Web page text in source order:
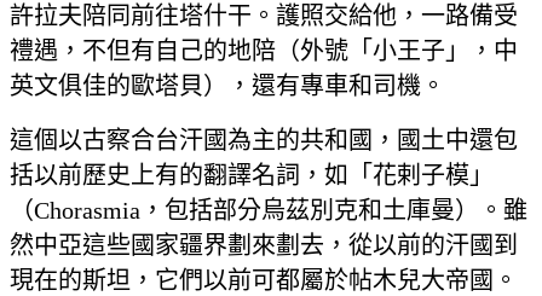
許拉夫陪同前往塔什干。護照交給他，一路備受
禮遇，不但有自己的地陪（外號「小王子」，中
英文俱佳的歐塔貝），還有專車和司機。
這個以古察合台汗國為主的共和國，國土中還包
括以前歷史上有的翻譯名詞，如「花剌子模」
（Chorasmia，包括部分烏茲別克和土庫曼）。雖
然中亞這些國家疆界劃來劃去，從以前的汗國到
現在的斯坦，它們以前可都屬於帖木兒大帝國。